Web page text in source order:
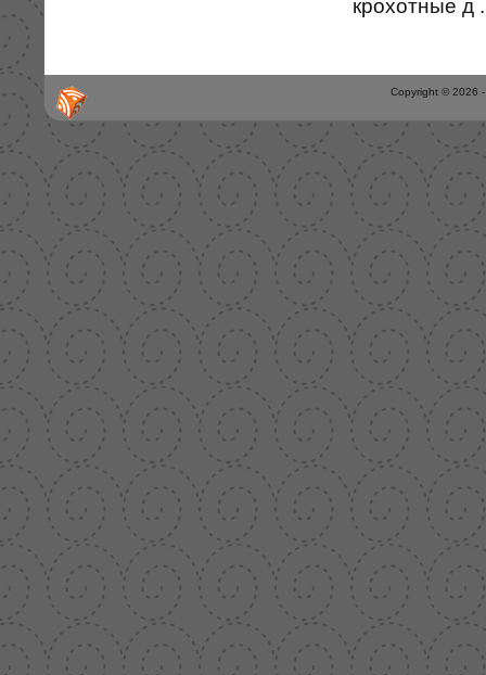
крохотные д
Copyright © 2026